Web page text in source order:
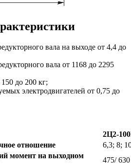
вала на выходе от 4,4 до
вала от 1168 до 2295
до 200 кг;
электродвигателей от 0,75 до
2Ц2-
отношение
6,3; 8;
момент на выходном
475/ 630